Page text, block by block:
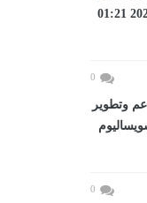
الاستقرار...اليوم الثلاثاء، 30 يونيو 2026 01:21
0
وتطوير
0